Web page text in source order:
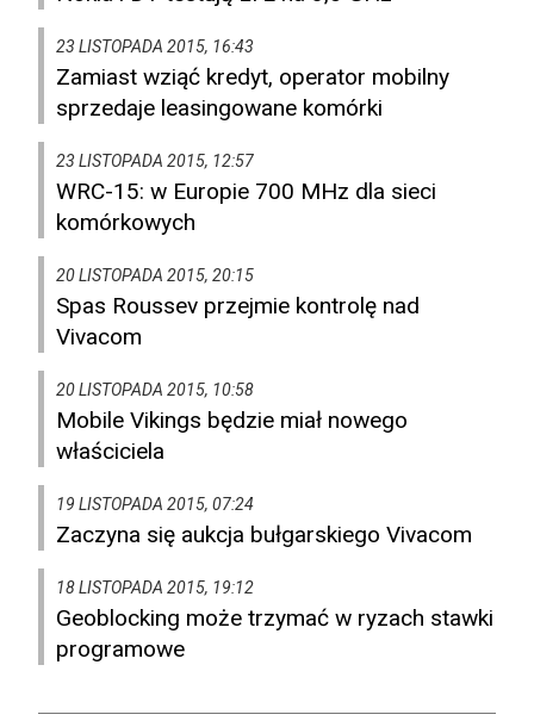
23 LISTOPADA 2015, 16:43
Zamiast wziąć kredyt, operator mobilny
sprzedaje leasingowane komórki
23 LISTOPADA 2015, 12:57
WRC-15: w Europie 700 MHz dla sieci
komórkowych
20 LISTOPADA 2015, 20:15
Spas Roussev przejmie kontrolę nad
Vivacom
20 LISTOPADA 2015, 10:58
Mobile Vikings będzie miał nowego
właściciela
19 LISTOPADA 2015, 07:24
Zaczyna się aukcja bułgarskiego Vivacom
18 LISTOPADA 2015, 19:12
Geoblocking może trzymać w ryzach stawki
programowe